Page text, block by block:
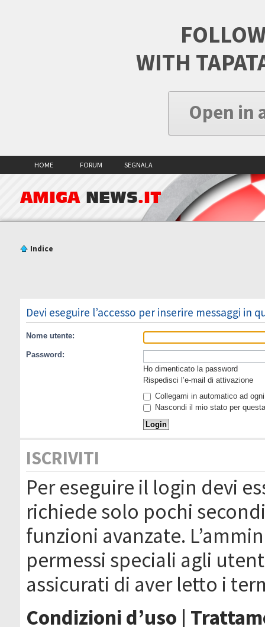
WITH
Open in
HOME FORUM SEGNALA
AMIGA NEWS.IT
Indice
Devi eseguire l’accesso per inserire messaggi in
Nome utente:
Password:
Ho dimenticato la password
Rispedisci l’e-mail di attivazione
Collegami in automatico ad
Nascondi il mio stato per
ISCRIVITI
Per eseguire il login devi
richiede solo pochi
funzioni avanzate.
permessi speciali agli
assicurati di aver letto i
Condizioni d’uso |